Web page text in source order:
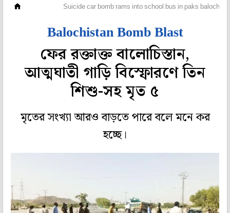
Suicide car bomb rams into school bus in paks
Balochistan Bomb Blast
ফের রক্তাক্ত বালোচিস্তান,
আত্মঘাতী গাড়ি বিস্ফোরণে তিন
শিশু-সহ মৃত ৫
মৃতের সংখ্যা আরও বাড়তে পারে বলে মনে কর
হচ্ছে।